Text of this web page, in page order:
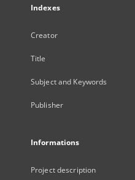
Indexes
Creator
Title
Subject and Keywords
Publisher
Informations
Project description